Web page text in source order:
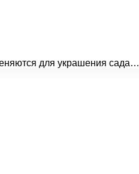
для украшения сада…